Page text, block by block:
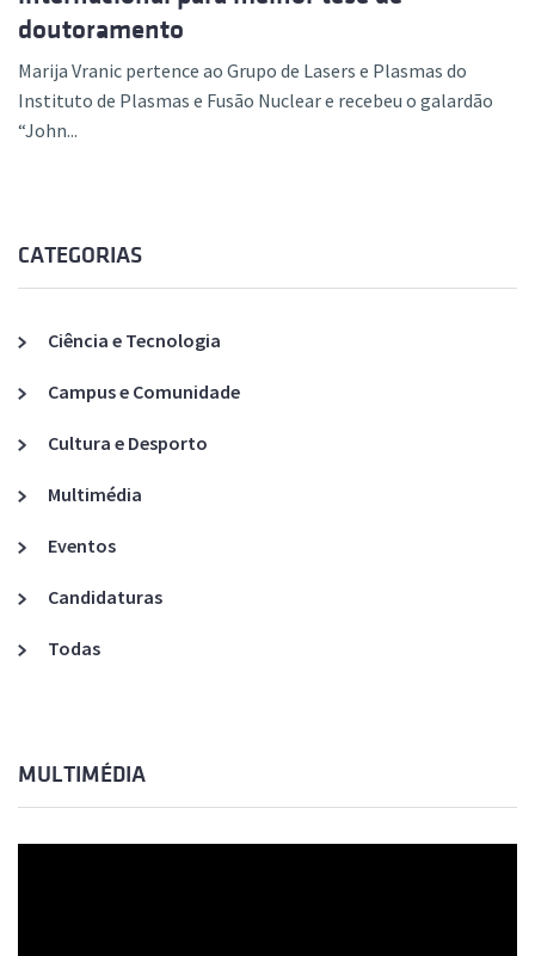
doutoramento
Marija Vranic pertence ao Grupo de Lasers e Plasmas do
Instituto de Plasmas e Fusão Nuclear e recebeu o galardão
“John...
CATEGORIAS
Ciência e Tecnologia
Campus e Comunidade
Cultura e Desporto
Multimédia
Eventos
Candidaturas
Todas
MULTIMÉDIA